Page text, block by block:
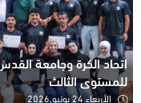
اتحاد الكرة وجامعة
للمستوى الثالث
الأربعاء 24 يونيو,2026